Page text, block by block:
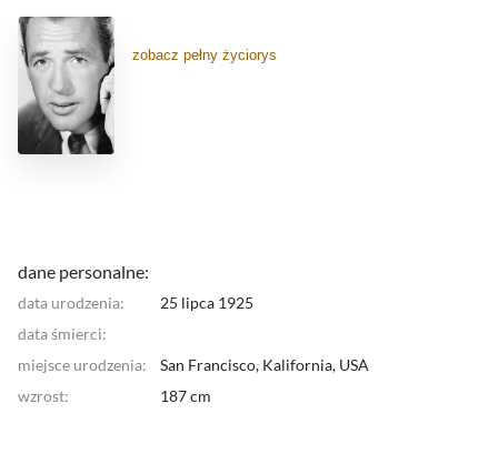
zobacz pełny życiorys
dane personalne:
data urodzenia:
25 lipca 1925
data śmierci:
miejsce urodzenia:
San Francisco, Kalifornia, USA
wzrost:
187 cm